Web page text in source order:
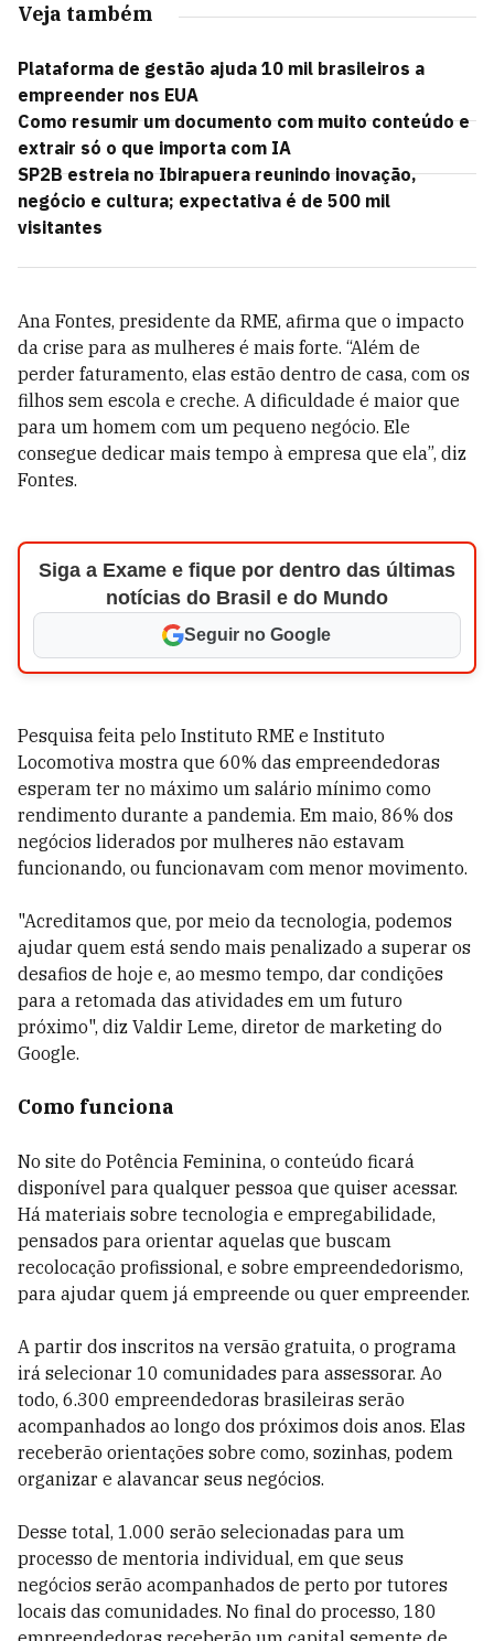
Veja também
Plataforma de gestão ajuda 10 mil brasileiros a
empreender nos EUA
Como resumir um documento com muito conteúdo e
extrair só o que importa com IA
SP2B estreia no Ibirapuera reunindo inovação,
negócio e cultura; expectativa é de 500 mil
visitantes
Ana Fontes, presidente da RME, afirma que o impacto
da crise para as mulheres é mais forte. “Além de
perder faturamento, elas estão dentro de casa, com os
filhos sem escola e creche. A dificuldade é maior que
para um homem com um pequeno negócio. Ele
consegue dedicar mais tempo à empresa que ela”, diz
Fontes.
Siga a Exame e fique por dentro das últimas
notícias do Brasil e do Mundo
Seguir no Google
Pesquisa feita pelo Instituto RME e Instituto
Locomotiva mostra que 60% das empreendedoras
esperam ter no máximo um salário mínimo como
rendimento durante a pandemia. Em maio, 86% dos
negócios liderados por mulheres não estavam
funcionando, ou funcionavam com menor movimento.
"Acreditamos que, por meio da tecnologia, podemos
ajudar quem está sendo mais penalizado a superar os
desafios de hoje e, ao mesmo tempo, dar condições
para a retomada das atividades em um futuro
próximo", diz Valdir Leme, diretor de marketing do
Google.
Como funciona
No site do Potência Feminina, o conteúdo ficará
disponível para qualquer pessoa que quiser acessar.
Há materiais sobre tecnologia e empregabilidade,
pensados para orientar aquelas que buscam
recolocação profissional, e sobre empreendedorismo,
para ajudar quem já empreende ou quer empreender.
A partir dos inscritos na versão gratuita, o programa
irá selecionar 10 comunidades para assessorar. Ao
todo, 6.300 empreendedoras brasileiras serão
acompanhados ao longo dos próximos dois anos. Elas
receberão orientações sobre como, sozinhas, podem
organizar e alavancar seus negócios.
Desse total, 1.000 serão selecionadas para um
processo de mentoria individual, em que seus
negócios serão acompanhados de perto por tutores
locais das comunidades. No final do processo, 180